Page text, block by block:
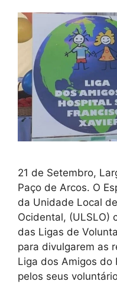
21 de Setembro,
Paço de Arcos. O
da Unidade Local
Ocidental, (ULSLO)
das Ligas de
para divulgarem as
Liga dos Amigos do
pelos seus